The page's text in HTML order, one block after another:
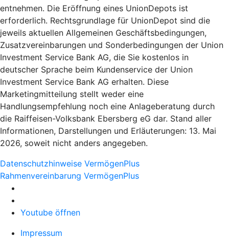
entnehmen. Die Eröffnung eines UnionDepots ist
erforderlich. Rechtsgrundlage für UnionDepot sind die
jeweils aktuellen Allgemeinen Geschäftsbedingungen,
Zusatzvereinbarungen und Sonderbedingungen der Union
Investment Service Bank AG, die Sie kostenlos in
deutscher Sprache beim Kundenservice der Union
Investment Service Bank AG erhalten. Diese
Marketingmitteilung stellt weder eine
Handlungsempfehlung noch eine Anlageberatung durch
die Raiffeisen-Volksbank Ebersberg eG dar. Stand aller
Informationen, Darstellungen und Erläuterungen: 13. Mai
2026, soweit nicht anders angegeben.
Datenschutzhinweise VermögenPlus
Rahmenvereinbarung VermögenPlus
Youtube öffnen
Impressum